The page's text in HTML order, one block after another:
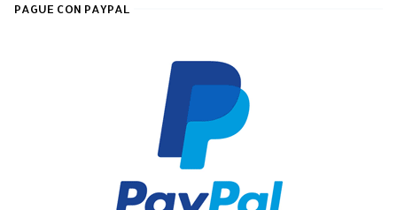
PAGUE CON PAYPAL